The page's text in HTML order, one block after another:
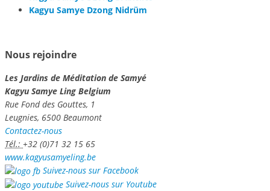
Kagyu Samye Dzong Nidrüm
Nous rejoindre
Les Jardins de Méditation de Samyé
Kagyu Samye Ling Belgium
Rue Fond des Gouttes, 1
Leugnies, 6500 Beaumont
Contactez-nous
Tél.: +32 (0)71 32 15 65
www.kagyusamyeling.be
Suivez-nous sur Facebook
Suivez-nous sur Youtube